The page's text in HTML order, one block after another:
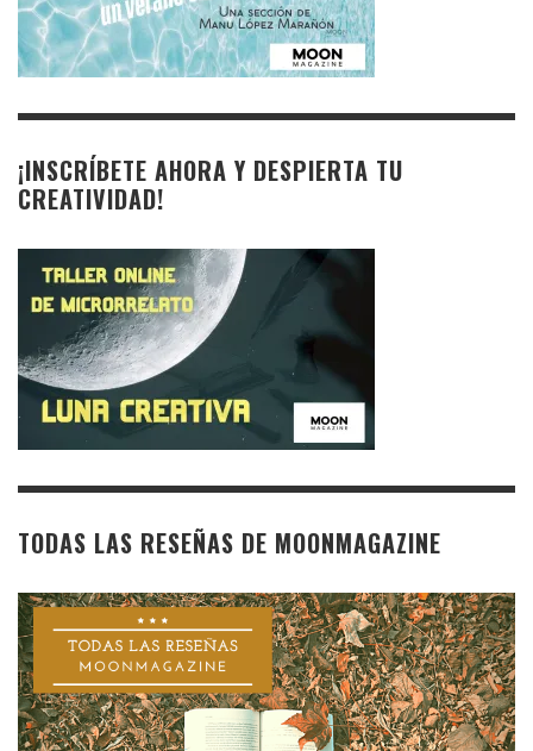
¡INSCRÍBETE AHORA Y DESPIERTA TU
CREATIVIDAD!
TODAS LAS RESEÑAS DE MOONMAGAZINE